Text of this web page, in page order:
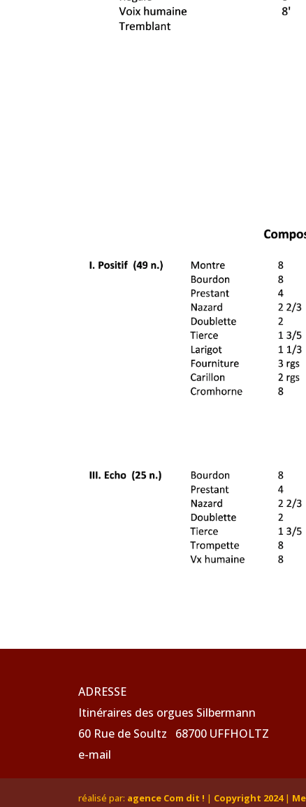
ADRESSE
Itinéraires des orgues Silbermann
60 Rue de Soultz 68700 UFFHOLTZ
e-mail
réalisé par: agence Com dit ! | Copyright 2024|